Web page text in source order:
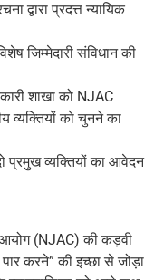
द्वारा प्रदत्त न्यायिक
जिम्मेदारी संविधान की
शाखा को NJAC
व्यक्तियों को चुनने का
प्रमुख व्यक्तियों का आवेदन
आयोग (NJAC) की कड़वी
करने” की इच्छा से जोड़ा